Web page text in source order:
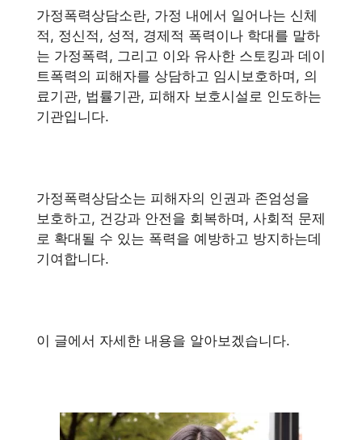
가정폭력상담소란, 가정 내에서 일어나는 신체
적, 정신적, 성적, 경제적 폭력이나 학대를 말하
는 가정폭력, 그리고 이와 유사한 스토킹과 데이
트폭력의 피해자를 상담하고 임시보호하며, 의
료기관, 법률기관, 피해자 보호시설로 인도하는
기관입니다.
가정폭력상담소는 피해자의 인권과 존엄성을
보호하고, 건강과 안전을 회복하며, 사회적 문제
로 확대될 수 있는 폭력을 예방하고 방지하는데
기여합니다.
이 글에서 자세한 내용을 알아보겠습니다.